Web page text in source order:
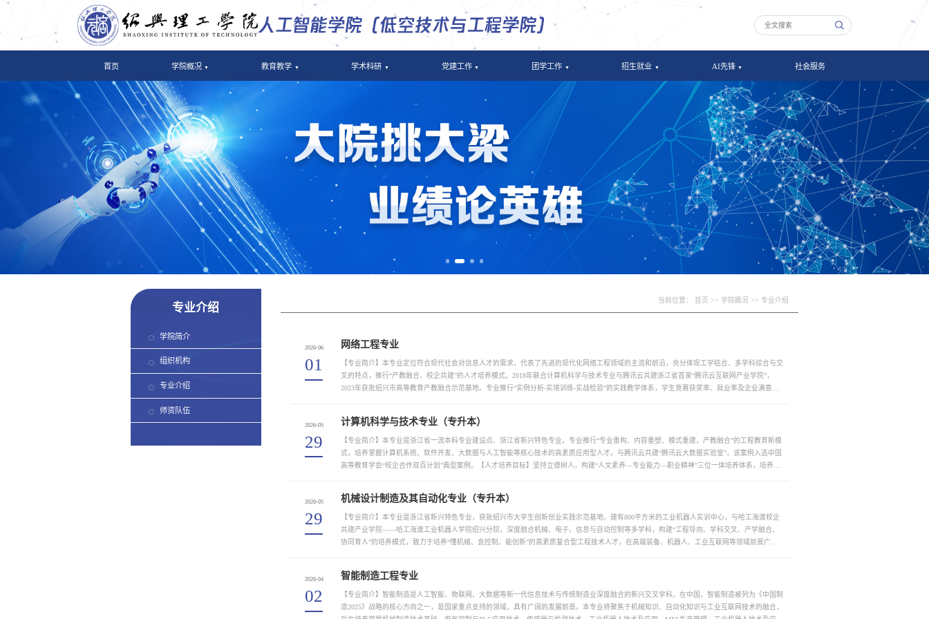
首页 学院概况 教育教学 学术科研 党建工作 团学工作 招生就业 AI先锋 社会服务
专业介绍
学院简介
组织机构
专业介绍
师资队伍
当前位置：首页 >> 学院概况 >>专业介绍
2026-06
01
网络工程专业
【专业简介】本专业定位符合现代社会对信息人才的需求，代表了先进的现代化网络工程领域的主流和前沿，充分体现工学结合、多学科综合与交
叉的特点，推行“产教融合、校企共建”的人才培养模式。2018年联合计算机科学与技术专业与腾讯云共建浙江省首家“腾讯云互联网产业学院”，
2023年获批绍兴市高等教育产教融合示范基地。专业推行“实例分析-实境训练-实战检验”的实践教学体系，学生竞赛获奖率、就业率及企业满意度
2026-05
29
计算机科学与技术专业（专升本）
【专业简介】本专业是浙江省一流本科专业建设点、浙江省新兴特色专业。专业推行“专业重构、内容重塑、模式重建，产教融合”的工程教育新模
式，培养掌握计算机系统、软件开发、大数据与人工智能等核心技术的高素质应用型人才。与腾讯云共建“腾讯云大数据实验室”，该案例入选中国
高等教育学会“校企合作双百计划”典型案例。【人才培养目标】坚持立德树人，构建“人文素养—专业能力—职业精神”三位一体培养体系，培养理
2026-05
29
机械设计制造及其自动化专业（专升本）
【专业简介】本专业是浙江省新兴特色专业，获批绍兴市大学生创新创业实践示范基地。建有800平方米的工业机器人实训中心，与哈工海渡校企
共建产业学院——哈工海渡工业机器人学院绍兴分院，深度融合机械、电子、信息与自动控制等多学科，构建“工程导向、学科交叉、产学融合、
协同育人”的培养模式，致力于培养“懂机械、会控制、能创新”的高素质复合型工程技术人才，在高端装备、机器人、工业互联网等领域前景广
2026-04
02
智能制造工程专业
【专业简介】智能制造是人工智能、物联网、大数据等新一代信息技术与传统制造业深度融合的新兴交叉学科。在中国，智能制造被列为《中国制
造2025》战略的核心方向之一，是国家重点支持的领域，具有广阔的发展前景。本专业将聚焦于机械知识、自动化知识与工业互联网技术的融合，